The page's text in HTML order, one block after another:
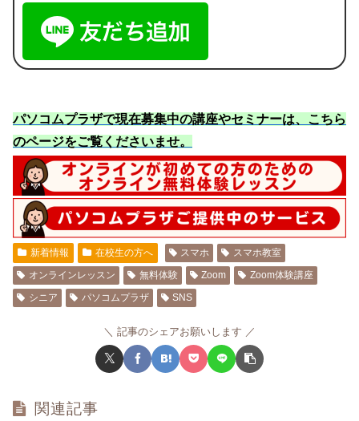
パソコムプラザで現在募集中の講座やセミナーは、こちら
のページをご覧くださいませ。
新着情報 在校生の方へ スマホ
スマホ教室
オンラインレッスン
無料体験 Zoom
Zoom体験講座
シニア
パソコムプラザ SNS
記事のシェアお願いします
関連記事